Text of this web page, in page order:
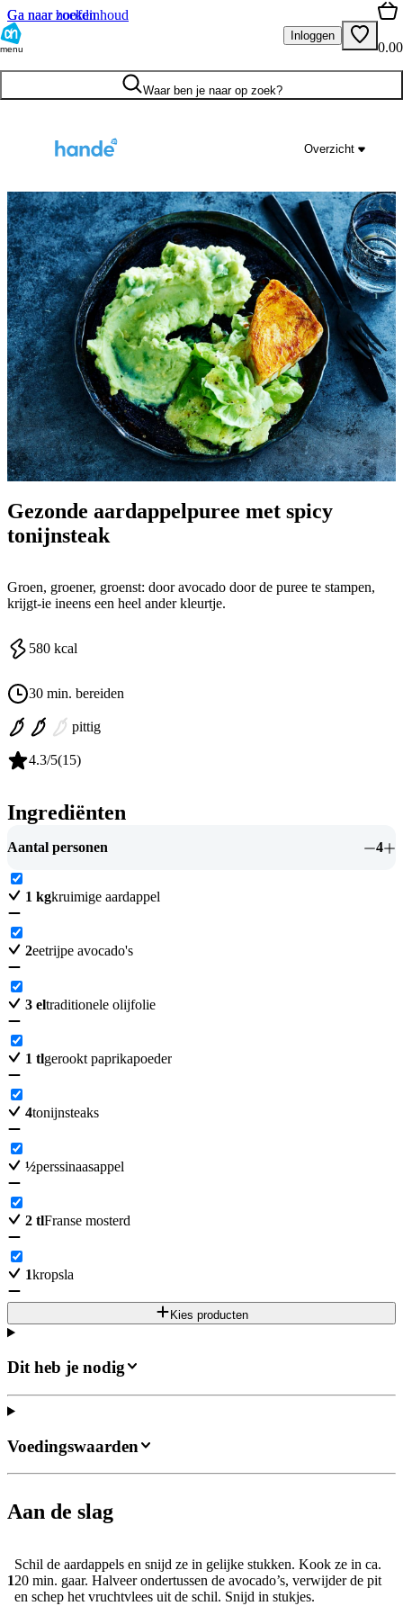
Ga naar hoofdinhoud
Ga naar zoeken
menu
Inloggen
0.00
Waar ben je naar op zoek?
Overzicht
Gezonde aardappelpuree met spicy
tonijnsteak
Groen, groener, groenst: door avocado door de puree te stampen,
krijgt-ie ineens een heel ander kleurtje.
580 kcal
30 min. bereiden
pittig
4.3/5(15)
Ingrediënten
Aantal personen 4
1 kgkruimige aardappel
2eetrijpe avocado's
3 eltraditionele olijfolie
1 tlgerookt paprikapoeder
4tonijnsteaks
½perssinaasappel
2 tlFranse mosterd
1kropsla
Kies producten
Dit heb je nodig
Aan de slag
1
Schil de aardappels en snijd ze in gelijke stukken. Kook ze in ca.
20 min. gaar. Halveer ondertussen de avocado’s, verwijder de pit
en schep het vruchtvlees uit de schil. Snijd in stukjes.
Voedingswaarden